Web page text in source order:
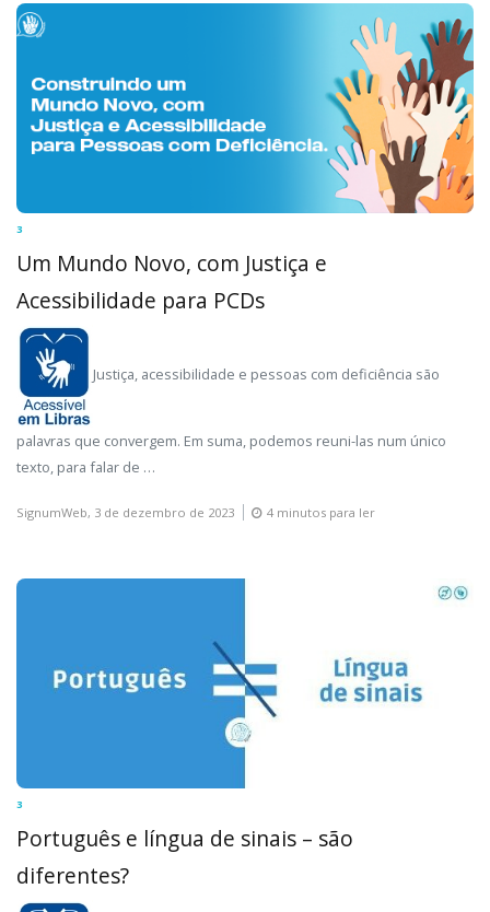
3
Um Mundo Novo, com Justiça e
Acessibilidade para PCDs
Justiça, acessibilidade e pessoas com deficiência são
palavras que convergem. Em suma, podemos reuni-las num único
texto, para falar de …
SignumWeb, 3 de dezembro de 2023 4 minutos para ler
3
Português e língua de sinais – são
diferentes?